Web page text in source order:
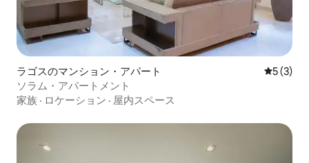
ラゴスのマンション・アパート レビュー
5 (3)
ソラム・アパートメント
家族 · ロケーション · 屋内スペース